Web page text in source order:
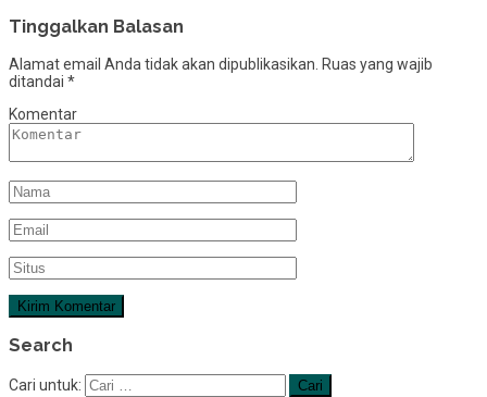
Tinggalkan Balasan
Alamat email Anda tidak akan dipublikasikan. Ruas yang wajib
ditandai *
Komentar
Search
Cari untuk: